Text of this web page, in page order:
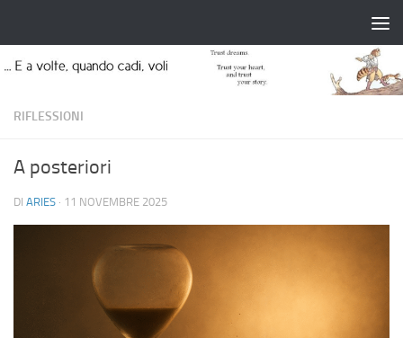
RIFLESSIONI
A posteriori
DI ARIES · 11 NOVEMBRE 2025